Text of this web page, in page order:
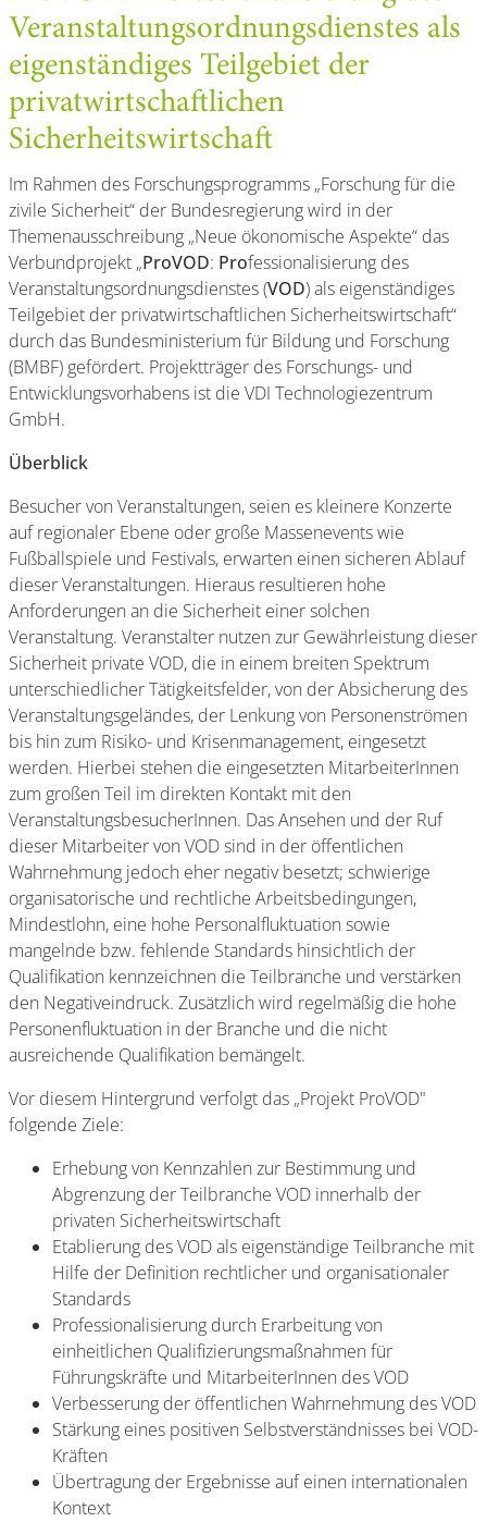
Veranstaltungsordnungsdienstes als
eigenständiges Teilgebiet der
privatwirtschaftlichen
Sicherheitswirtschaft
Im Rahmen des Forschungsprogramms „Forschung für die
zivile Sicherheit“ der Bundesregierung wird in der
Themenausschreibung „Neue ökonomische Aspekte“ das
Verbundprojekt „ProVOD: Professionalisierung des
Veranstaltungsordnungsdienstes (VOD) als eigenständiges
Teilgebiet der privatwirtschaftlichen Sicherheitswirtschaft“
durch das Bundesministerium für Bildung und Forschung
(BMBF) gefördert. Projektträger des Forschungs- und
Entwicklungsvorhabens ist die VDI Technologiezentrum
GmbH.
Überblick
Besucher von Veranstaltungen, seien es kleinere Konzerte
auf regionaler Ebene oder große Massenevents wie
Fußballspiele und Festivals, erwarten einen sicheren Ablauf
dieser Veranstaltungen. Hieraus resultieren hohe
Anforderungen an die Sicherheit einer solchen
Veranstaltung. Veranstalter nutzen zur Gewährleistung dieser
Sicherheit private VOD, die in einem breiten Spektrum
unterschiedlicher Tätigkeitsfelder, von der Absicherung des
Veranstaltungsgeländes, der Lenkung von Personenströmen
bis hin zum Risiko- und Krisenmanagement, eingesetzt
werden. Hierbei stehen die eingesetzten MitarbeiterInnen
zum großen Teil im direkten Kontakt mit den
VeranstaltungsbesucherInnen. Das Ansehen und der Ruf
dieser Mitarbeiter von VOD sind in der öffentlichen
Wahrnehmung jedoch eher negativ besetzt; schwierige
organisatorische und rechtliche Arbeitsbedingungen,
Mindestlohn, eine hohe Personalfluktuation sowie
mangelnde bzw. fehlende Standards hinsichtlich der
Qualifikation kennzeichnen die Teilbranche und verstärken
den Negativeindruck. Zusätzlich wird regelmäßig die hohe
Personenfluktuation in der Branche und die nicht
ausreichende Qualifikation bemängelt.
Vor diesem Hintergrund verfolgt das „Projekt ProVOD"
folgende Ziele:
Erhebung von Kennzahlen zur Bestimmung und
Abgrenzung der Teilbranche VOD innerhalb der
privaten Sicherheitswirtschaft
Etablierung des VOD als eigenständige Teilbranche mit
Hilfe der Definition rechtlicher und organisationaler
Standards
Professionalisierung durch Erarbeitung von
einheitlichen Qualifizierungsmaßnahmen für
Führungskräfte und MitarbeiterInnen des VOD
Verbesserung der öffentlichen Wahrnehmung des VOD
Stärkung eines positiven Selbstverständnisses bei VOD-
Kräften
Übertragung der Ergebnisse auf einen internationalen
Kontext